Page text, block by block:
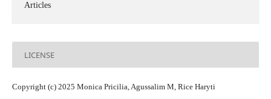
Articles
LICENSE
Copyright (c) 2025 Monica Pricilia, Agussalim M, Rice Haryti